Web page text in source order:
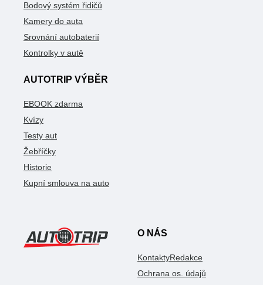
Bodový systém řidičů
Kamery do auta
Srovnání autobaterií
Kontrolky v autě
AUTOTRIP VÝBĚR
EBOOK zdarma
Kvízy
Testy aut
Žebříčky
Historie
Kupní smlouva na auto
O NÁS
KontaktyRedakce
Ochrana os. údajů